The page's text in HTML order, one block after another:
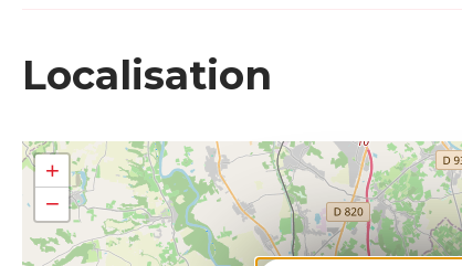
Localisation
+
−